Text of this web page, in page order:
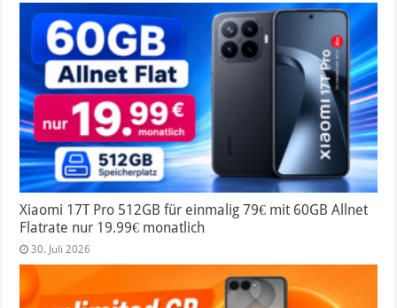
Xiaomi 17T Pro 512GB für einmalig 79€ mit 60GB Allnet
Flatrate nur 19.99€ monatlich
30. Juli 2026